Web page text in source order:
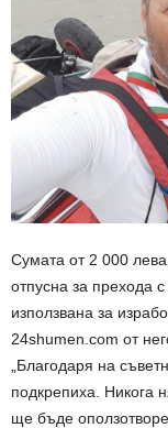
Сумата от 2 000
отпусна за прехода
използвана за
24shumen.com от
„Благодаря на
подкрепиха. Никога
ще бъде